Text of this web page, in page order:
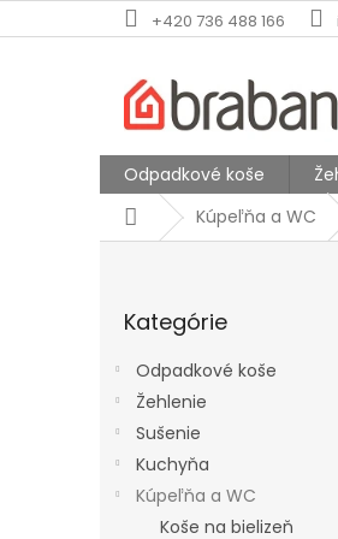
na
+420 736 488 166
Odpadkové koše
DomovKúpeľňa a WC
kategórie
Kategórie
Odpadkové koše
Žehlenie
Sušenie
Kuchyňa
Kúpeľňa a WC
Koše na bielizeň